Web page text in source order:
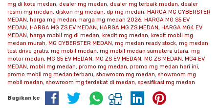
mg di kota medan, dealer mg medan, dealer mg terbaik medan, dealer
resmi mg medan, diskon mg medan, dp mg medan, HARGA MG CYBERSTER
MEDAN, harga mg medan, harga mg medan 2026, HARGA MG S5 EV
MEDAN, HARGA MG ZS EV MEDAN, HARGA MG ZS MEDAN, HARGA MG4 EV
MEDAN, harga mobil mg di medan, kredit mg medan, kredit mobil mg
medan murah, MG CYBERSTER MEDAN, mg medan ready stock, mg medan
test drive gratis, mg mobil medan, mg mobil medan sumatera utara, mg
motor medan, MG S5 EV MEDAN, MG ZS EV MEDAN, MG ZS MEDAN, MG4 EV
MEDAN, mobil mg medan, promo mg medan, promo mg medan hari ini,
promo mobil mg medan terbaru, showroom mg medan, showroom mg
mobil medan, showroom mg terdekat di medan, spesifikasi mg medan
Bagikan ke